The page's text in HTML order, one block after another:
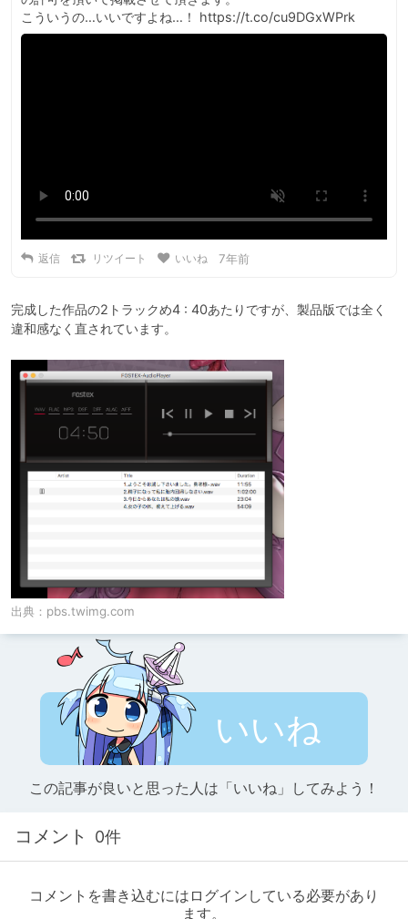
こういうの…いいですよね…！ https://t.co/cu9DGxWPrk
返信 リツイート いいね 7年前
完成した作品の2トラックめ4 : 40あたりですが、製品版では全く
違和感なく直されています。
出典： pbs.twimg.com
いいね
この記事が良いと思った人は「いいね」してみよう！
コメント 0件
コメントを書き込むにはログインしている必要があり
ます。